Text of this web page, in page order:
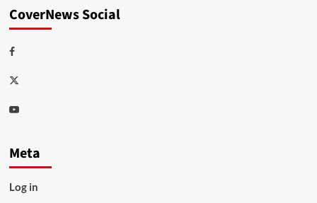
CoverNews Social
Facebook
Twitter
Youtube
Meta
Log in